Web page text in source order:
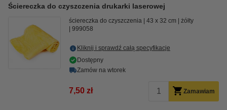
Ściereczka do czyszczenia drukarki laserowej
ściereczka do czyszczenia 43 x 32 cm
żółty
999058
Kliknij i sprawdź całą specyfikacje
Dostępny
Zamów na wtorek
7,50 zł Zamawiam